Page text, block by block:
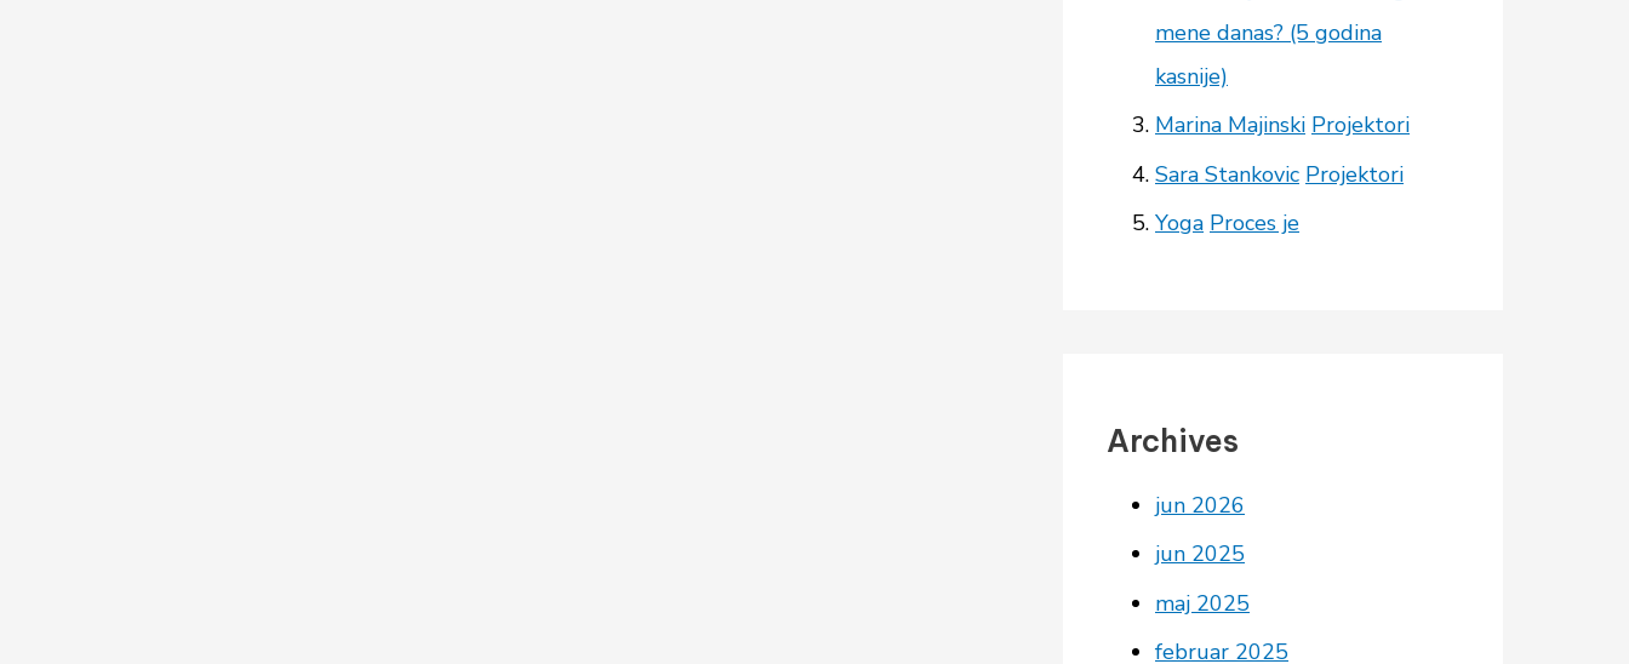
mene danas? (5 godina
kasnije)
Marina Majinski Projektori
Sara Stankovic Projektori
Yoga Proces je
Archives
jun 2026
jun 2025
maj 2025
februar 2025